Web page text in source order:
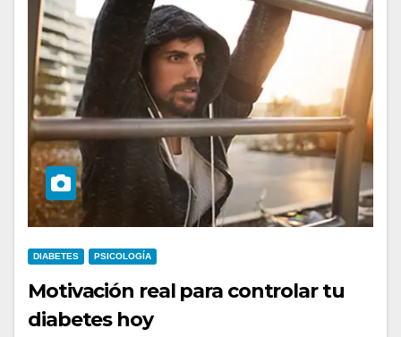
DIABETES PSICOLOGÍA
Motivación real para controlar tu
diabetes hoy